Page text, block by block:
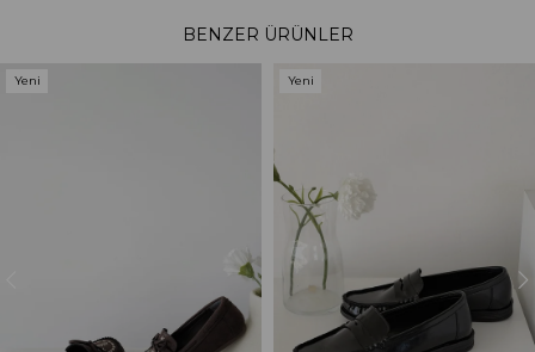
BENZER ÜRÜNLER
Yeni
Yeni